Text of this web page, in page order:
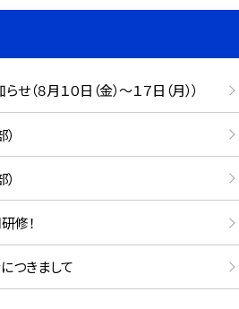
８月１０日（金）～１７日（月））
修！
つきまして